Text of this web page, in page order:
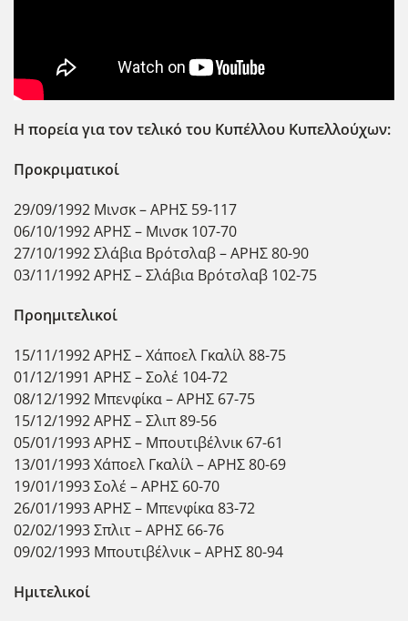
Η πορεία για τον τελικό του Κυπέλλου Κυπελλούχων:
Προκριματικοί
29/09/1992 Μινσκ – ΑΡΗΣ 59-117
06/10/1992 ΑΡΗΣ – Μινσκ 107-70
27/10/1992 Σλάβια Βρότσλαβ – ΑΡΗΣ 80-90
03/11/1992 ΑΡΗΣ – Σλάβια Βρότσλαβ 102-75
Προημιτελικοί
15/11/1992 ΑΡΗΣ – Χάποελ Γκαλίλ 88-75
01/12/1991 ΑΡΗΣ – Σολέ 104-72
08/12/1992 Μπενφίκα – ΑΡΗΣ 67-75
15/12/1992 ΑΡΗΣ – Σλιπ 89-56
05/01/1993 ΑΡΗΣ – Μπουτιβέλνικ 67-61
13/01/1993 Χάποελ Γκαλίλ – ΑΡΗΣ 80-69
19/01/1993 Σολέ – ΑΡΗΣ 60-70
26/01/1993 ΑΡΗΣ – Μπενφίκα 83-72
02/02/1993 Σπλιτ – ΑΡΗΣ 66-76
09/02/1993 Μπουτιβέλνικ – ΑΡΗΣ 80-94
Ημιτελικοί